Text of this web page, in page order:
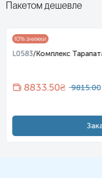
Пакетом дешевле
10% знижки
L0583/Комплекс
8833.50₴ 9815.00